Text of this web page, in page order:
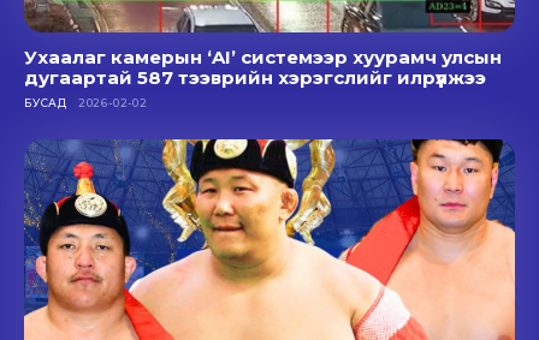
Ухаалаг камерын ‘AI’ системээр хуурамч улсын
дугаартай 587 тээврийн хэрэгслийг илрүүлжээ
БУСАД 2026-02-02